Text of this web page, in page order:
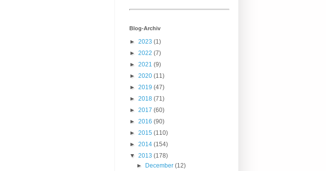
Blog-Archiv
► 2023 (1)
► 2022 (7)
► 2021 (9)
► 2020 (11)
► 2019 (47)
► 2018 (71)
► 2017 (60)
► 2016 (90)
► 2015 (110)
► 2014 (154)
▼ 2013 (178)
►
December(12)